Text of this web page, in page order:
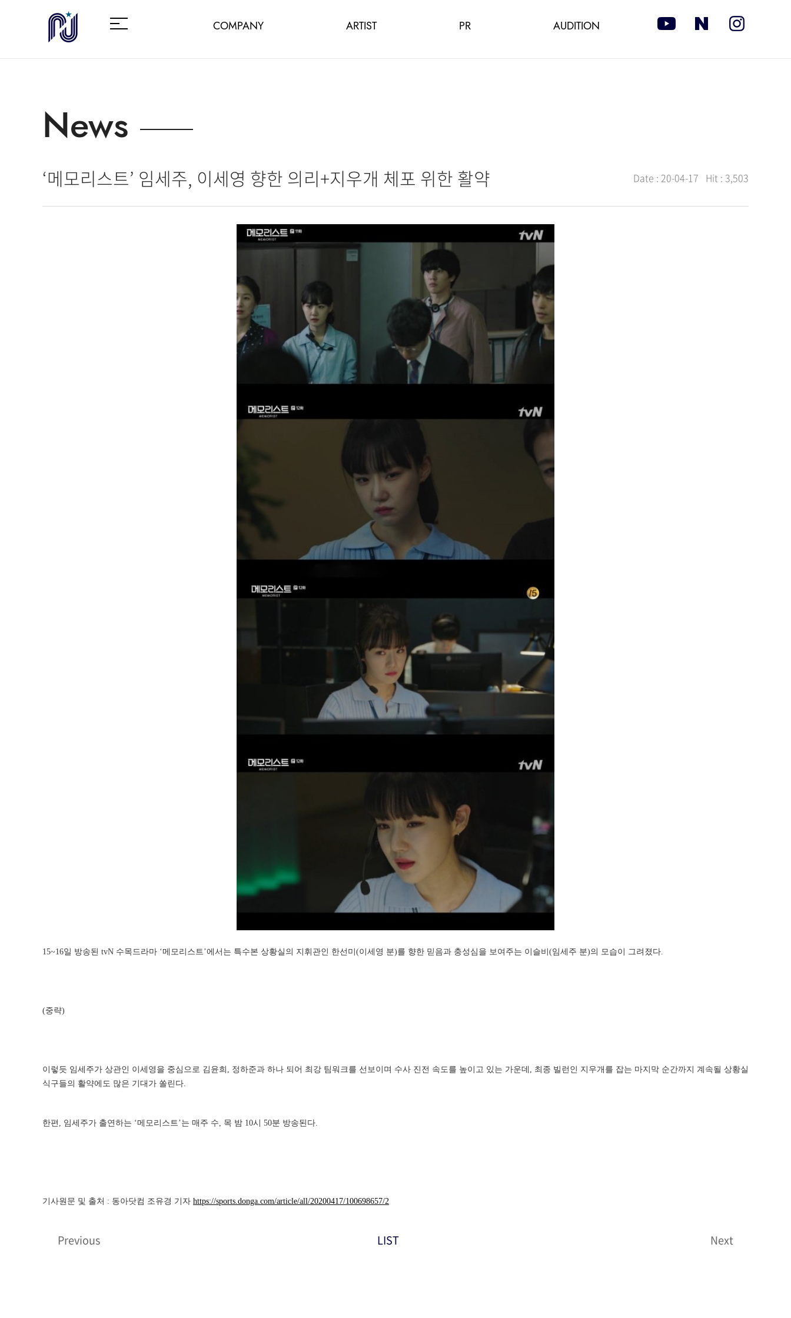
COMPANY ARTIST PR AUDITION
News
‘메모리스트’ 임세주, 이세영 향한 의리+지우개 체포 위한 활약 Date : 20-04-17 Hit : 3,503
15~16일 방송된 tvN 수목드라마 ‘메모리스트’에서는 특수본 상황실의 지휘관인 한선미(이세영 분)를 향한 믿음과 충성심을 보여주는 이슬비(임세주 분)의 모습이 그려졌다.
(중략)
이렇듯 임세주가 상관인 이세영을 중심으로 김윤희, 정하준과 하나 되어 최강 팀워크를 선보이며 수사 진전 속도를 높이고 있는 가운데, 최종 빌런인 지우개를 잡는 마지막 순간까지 계속될 상황실
식구들의 활약에도 많은 기대가 쏠린다.
한편, 임세주가 출연하는 ‘메모리스트’는 매주 수, 목 밤 10시 50분 방송된다.
기사원문 및 출처 : 동아닷컴 조유경 기자 https://sports.donga.com/article/all/20200417/100698657/2
Previous LIST Next